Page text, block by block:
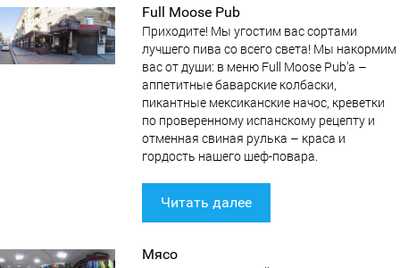
Full Moose Pub
Приходите! Мы угостим вас сортами
лучшего пива со всего света! Мы накормим
вас от души: в меню Full Moose Pub’а –
аппетитные баварские колбаски,
пикантные мексиканские начос, креветки
по проверенному испанскому рецепту и
отменная свиная рулька – краса и
гордость нашего шеф-повара.
Читать далее
Мясо